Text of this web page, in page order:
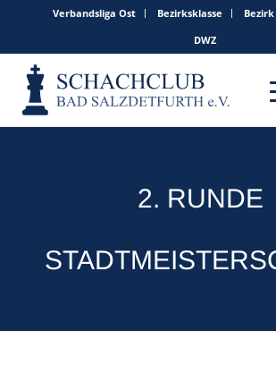
Verbandsliga Ost Bezirksklasse Bezirk
DWZ
2. RUNDE